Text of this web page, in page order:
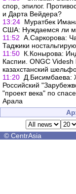
спор, эпилог.
и Дарта Вейдера?
13:24 Муратбек
США: Нуждаемся ли
11:52 А.Саркорова:
Таджики
11:50 К.Конырова:
Каспии. ONGC Videsh
казахстанский
11:20 Д.Бисимбаева:
Российский
"проект века" по
Арала
© CentrAsia